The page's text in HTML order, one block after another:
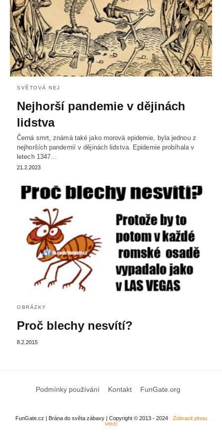
SVĚTOVÁ NEJ
Nejhorší pandemie v dějinách
lidstva
Černá smrt, známá také jako morová epidemie, byla jednou z
nejhorších pandemií v dějinách lidstva. Epidemie probíhala v
letech 1347…
21.2.2023
OBRÁZKY
Proč blechy nesvítí?
8.2.2015
Podmínky používání Kontakt FunGate.org
FunGate.cz | Brána do světa zábavy | Copyright © 2013 - 2024
Zobrazit plnou
verzi